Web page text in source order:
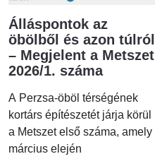
Álláspontok az
öbölből és azon túlról
– Megjelent a Metszet
2026/1. száma
A Perzsa-öböl térségének
kortárs építészetét járja körül
a Metszet első száma, amely
március elején